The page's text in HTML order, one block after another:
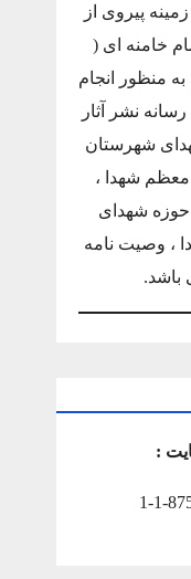
مدیا در بهمن ماه 1401 در زمینه پیروی از
خامنه ای (
منظور انجام
نشر آثار
شهرستان
معظم شهدا ،
شهدای
، وصیت نامه
:
1-1-